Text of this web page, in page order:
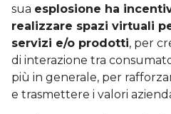
sua esplosione ha
realizzare spazi virtuali
servizi e/o prodotti, per
di interazione tra
più in generale, per
e trasmettere i valori